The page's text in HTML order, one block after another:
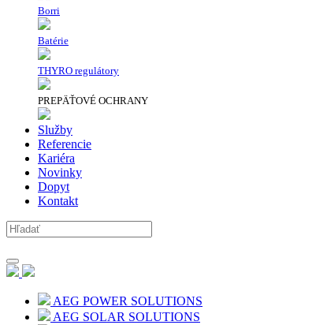
Borri
Batérie
THYRO regulátory
PREPÄŤOVÉ OCHRANY
Služby
Referencie
Kariéra
Novinky
Dopyt
Kontakt
AEG POWER SOLUTIONS
AEG SOLAR SOLUTIONS